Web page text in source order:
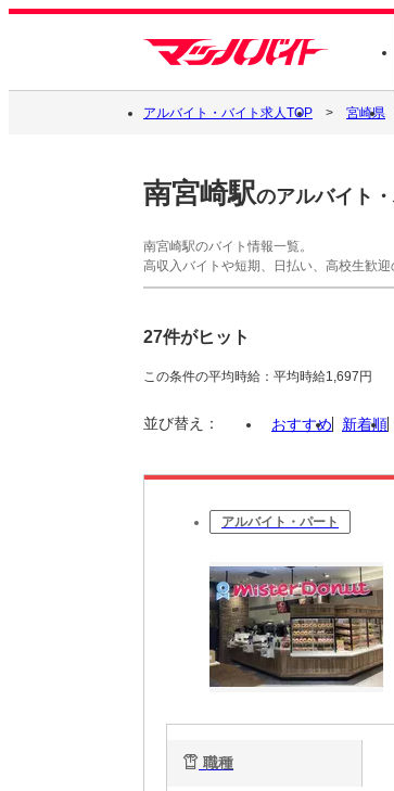
アルバイト・バイト求人TOP 宮崎県
南宮崎駅のアルバイト
南宮崎駅のバイト情報一覧。
高収入バイトや短期、日払い、高校生歓
27件がヒット
この条件の平均時給：平均時給1,697円
並び替え： おすすめ 新着順
アルバイト・パート
職種